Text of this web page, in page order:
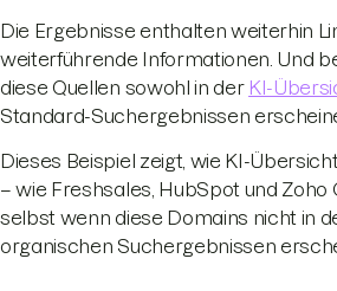
Die Ergebnisse enthalten weiterhin
weiterführende Informationen. Und
diese Quellen sowohl in der KI-
Standard-Suchergebnissen
Dieses Beispiel zeigt, wie KI-
– wie Freshsales, HubSpot und Zoho
selbst wenn diese Domains nicht in
organischen Suchergebnissen